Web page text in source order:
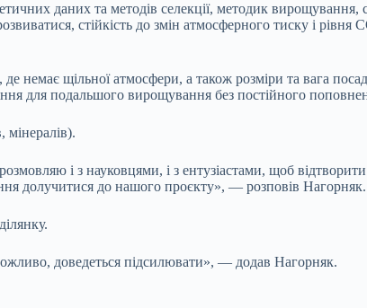
даних та методів селекції, методик вирощування,
стійкість до змін атмосферного тиску і рівня
немає щільної атмосфери, а також розміри та вага
для подальшого вирощування без постійного
мінералів).
і з науковцями, і з ентузіастами, щоб
долучитися до нашого проєкту», — розповів Нагорняк.
доведеться підсилювати», — додав Нагорняк.